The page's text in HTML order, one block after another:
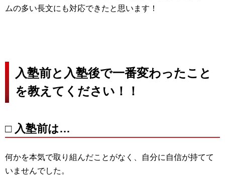
ムの多い長文にも対応できたと思います！
入塾前と入塾後で一番変わったこと
を教えてください！！
□ 入塾前は…
何かを本気で取り組んだことがなく、自分に自信が持てて
いませんでした。